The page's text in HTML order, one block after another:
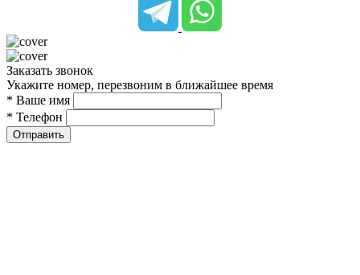
Заказать звонок
Укажите номер, перезвоним в ближайшее время
* Ваше имя
* Телефон
Отправить